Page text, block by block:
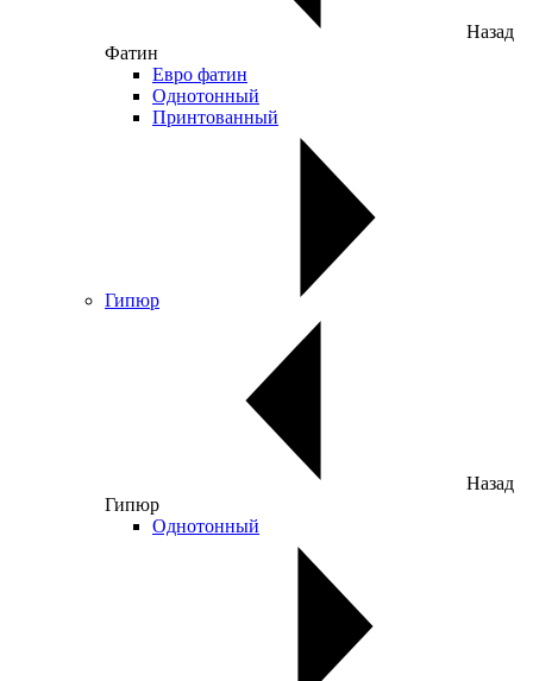
Назад
Фатин
Евро фатин
Однотонный
Принтованный
Гипюр
Назад
Гипюр
Однотонный